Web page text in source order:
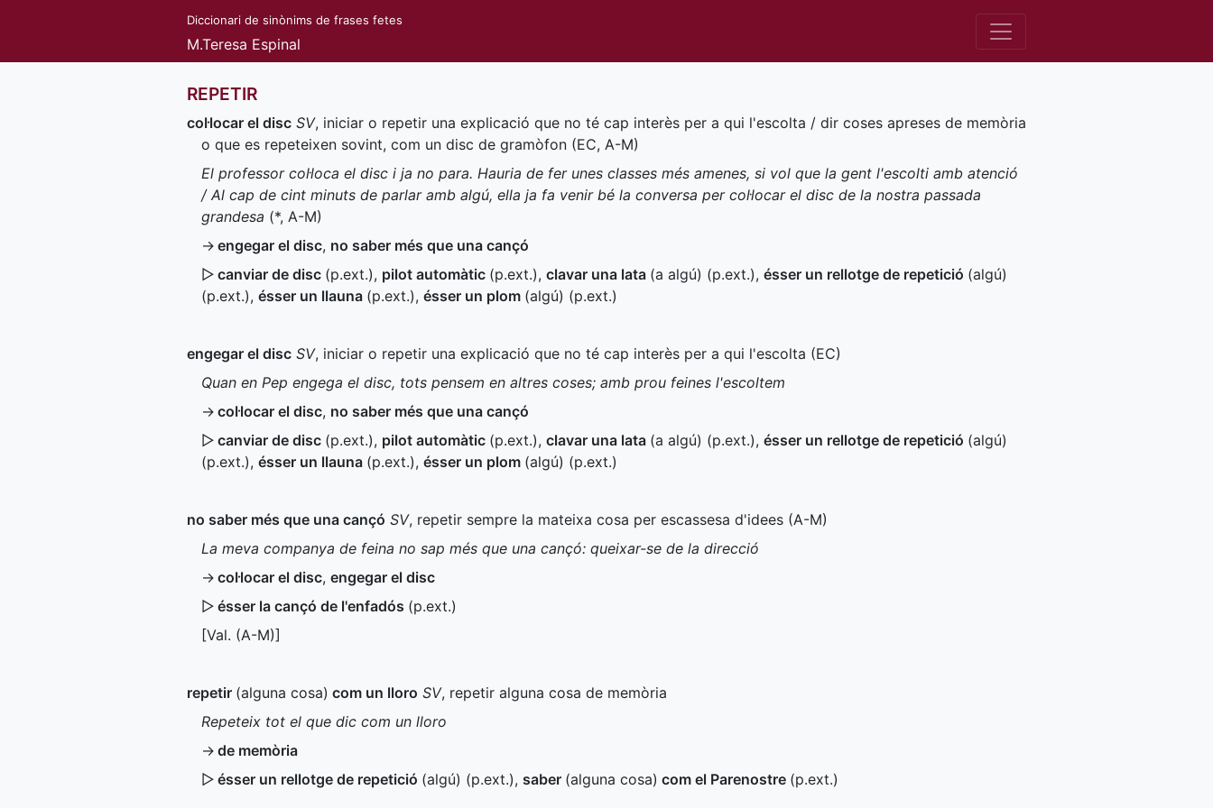
Diccionari de sinònims de frases fetes
M.Teresa Espinal
REPETIR
col·locar el disc SV, iniciar o repetir una explicació que no té cap interès per a qui l'escolta / dir coses apreses de memòria
o que es repeteixen sovint, com un disc de gramòfon (EC, A-M)
El professor col·loca el disc i ja no para. Hauria de fer unes classes més amenes, si vol que la gent l'escolti amb atenció
/ Al cap de cint minuts de parlar amb algú, ella ja fa venir bé la conversa per col·locar el disc de la nostra passada
grandesa (*, A-M)
→ engegar el disc, no saber més que una cançó
▷ canviar de disc (p.ext.), pilot automàtic (p.ext.), clavar una lata (a algú) (p.ext.), ésser un rellotge de repetició (algú)
(p.ext.), ésser un llauna (p.ext.), ésser un plom (algú) (p.ext.)
engegar el disc SV, iniciar o repetir una explicació que no té cap interès per a qui l'escolta (EC)
Quan en Pep engega el disc, tots pensem en altres coses; amb prou feines l'escoltem
→ col·locar el disc, no saber més que una cançó
▷ canviar de disc (p.ext.), pilot automàtic (p.ext.), clavar una lata (a algú) (p.ext.), ésser un rellotge de repetició (algú)
(p.ext.), ésser un llauna (p.ext.), ésser un plom (algú) (p.ext.)
no saber més que una cançó SV, repetir sempre la mateixa cosa per escassesa d'idees (A-M)
La meva companya de feina no sap més que una cançó: queixar-se de la direcció
→ col·locar el disc, engegar el disc
▷ ésser la cançó de l'enfadós (p.ext.)
[Val. (A-M)]
repetir (alguna cosa) com un lloro SV, repetir alguna cosa de memòria
Repeteix tot el que dic com un lloro
→ de memòria
▷ ésser un rellotge de repetició (algú) (p.ext.), saber (alguna cosa) com el Parenostre (p.ext.)